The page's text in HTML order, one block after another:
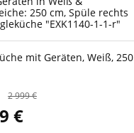
mit Geräten, Weiß, 250
2 999 €
€